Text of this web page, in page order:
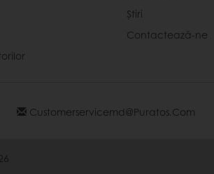
Știri
Contactează-ne
Customerservicemd@puratos.com